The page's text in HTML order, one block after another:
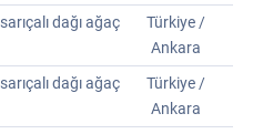
sarıçalı dağı ağaç
Türkiye /
Ankara
sarıçalı dağı ağaç
Türkiye /
Ankara